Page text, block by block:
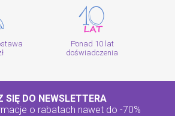
Ponad 10 lat
doświadczenia
SIĘ DO NEWSLETTERA
o rabatach nawet do -70%